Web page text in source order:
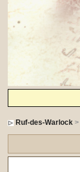
Ruf-des-Warlock >